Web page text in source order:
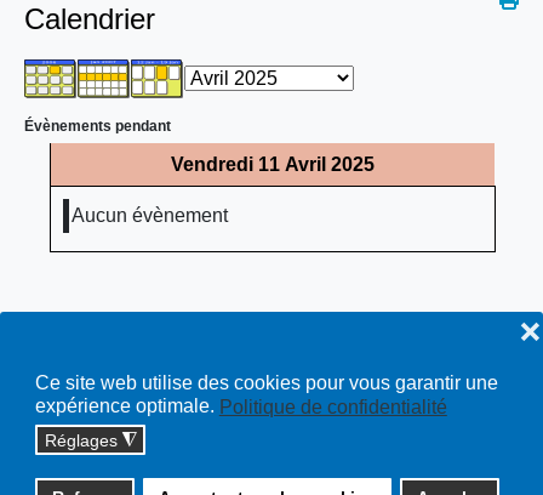
Ce site web utilise des cookies pour vous garantir une
expérience optimale. Politique de confidentialité
Réglages ◮
❌
Calendrier
Évènements pendant
Vendredi 11 Avril 2025
Aucun évènement
Copyright © 2026 cossonay.ch - tous droits réservés | site :